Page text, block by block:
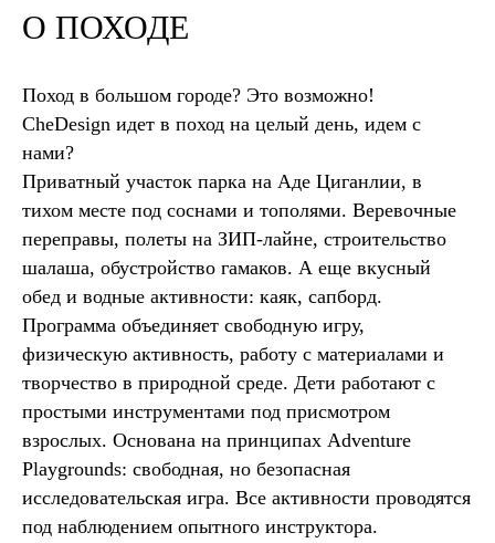
О ПОХОДЕ
Поход в большом городе? Это возможно!
CheDesign идет в поход на целый день, идем с
нами?
Приватный участок парка на Аде Циганлии, в
тихом месте под соснами и тополями. Веревочные
переправы, полеты на ЗИП-лайне, строительство
шалаша, обустройство гамаков. А еще вкусный
обед и водные активности: каяк, сапборд.
Программа объединяет свободную игру,
физическую активность, работу с материалами и
творчество в природной среде. Дети работают с
простыми инструментами под присмотром
взрослых. Основана на принципах Adventure
Playgrounds: свободная, но безопасная
исследовательская игра. Все активности проводятся
под наблюдением опытного инструктора.